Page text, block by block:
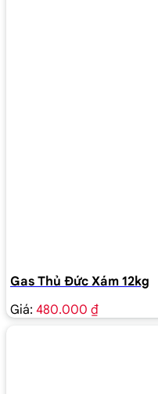
Gas Thủ Đức Xám 12kg
Giá: 480.000 ₫